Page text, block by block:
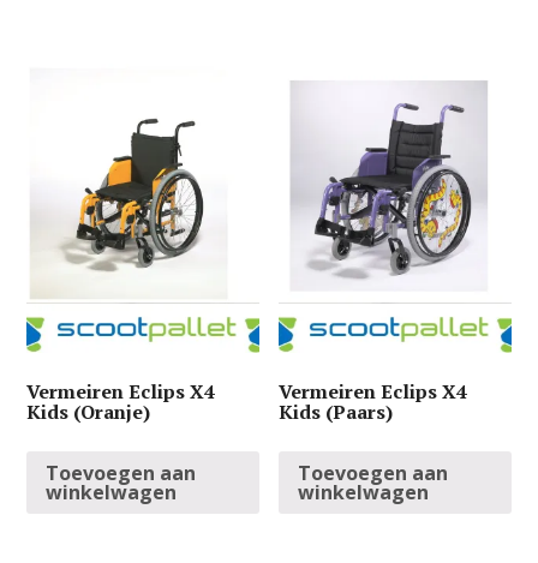
Vermeiren Eclips X4
Kids (Oranje)
Toevoegen aan
winkelwagen
Vermeiren Eclips X4
Kids (Paars)
Toevoegen aan
winkelwagen